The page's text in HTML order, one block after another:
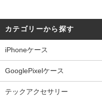
カテゴリーから探す
iPhoneケース
GooglePixelケース
テックアクセサリー